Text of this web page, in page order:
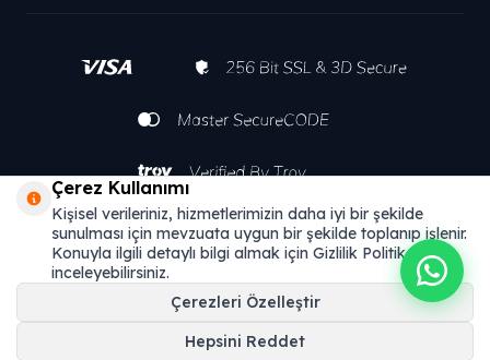
Çerez Kullanımı
Kişisel verileriniz, hizmetlerimizin daha iyi bir şekilde
sunulması için mevzuata uygun bir şekilde toplanıp işlenir.
Konuyla ilgili detaylı bilgi almak için Gizlilik Politikamızı
inceleyebilirsiniz.
Çerezleri Özelleştir
Hepsini Reddet